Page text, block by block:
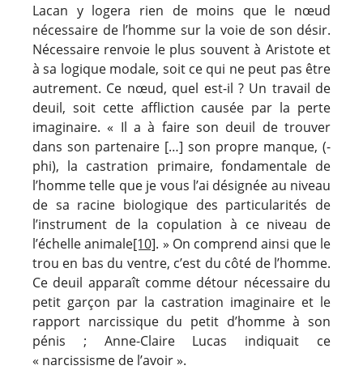
Lacan y logera rien de moins que le nœud
nécessaire de l’homme sur la voie de son désir.
Nécessaire renvoie le plus souvent à Aristote et
à sa logique modale, soit ce qui ne peut pas être
autrement. Ce nœud, quel est-il ? Un travail de
deuil, soit cette affliction causée par la perte
imaginaire. « Il a à faire son deuil de trouver
dans son partenaire […] son propre manque, (-
phi), la castration primaire, fondamentale de
l’homme telle que je vous l’ai désignée au niveau
de sa racine biologique des particularités de
l’instrument de la copulation à ce niveau de
l’échelle animale[10]. » On comprend ainsi que le
trou en bas du ventre, c’est du côté de l’homme.
Ce deuil apparaît comme détour nécessaire du
petit garçon par la castration imaginaire et le
rapport narcissique du petit d’homme à son
pénis ; Anne-Claire Lucas indiquait ce
« narcissisme de l’avoir ».